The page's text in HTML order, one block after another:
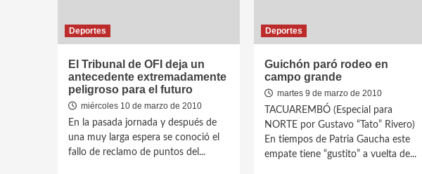
Deportes
El Tribunal de OFI deja un
antecedente extremadamente
peligroso para el futuro
miércoles 10 de marzo de 2010
En la pasada jornada y después de
una muy larga espera se conoció el
fallo de reclamo de puntos del...
Deportes
Guichón paró rodeo en
campo grande
martes 9 de marzo de 2010
TACUAREMBÓ (Especial para
NORTE por Gustavo “Tato” Rivero)
En tiempos de Patria Gaucha este
empate tiene “gustito” a vuelta de...